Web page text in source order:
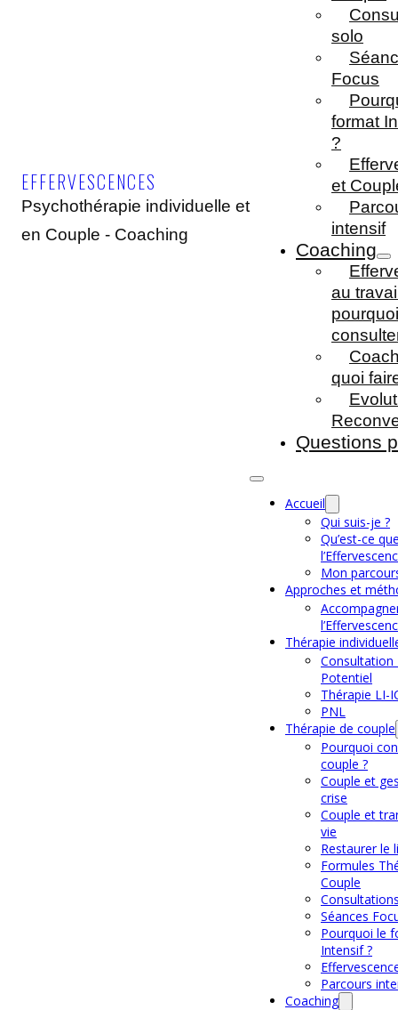
EFFERVESCENCES
Psychothérapie individuelle et
en Couple - Coaching
solo
Focus
format
?
et
intensif
Coaching
au
pourquoi
quoi
Questions
Accueil
Qui suis-je ?
Qu’est-ce
Mon
Approches et
Thérapie
Consultation
Potentiel
Thérapie LI-
PNL
Thérapie de couple
Pourquoi
couple ?
Couple et
crise
Couple et
vie
Restaurer le
Formules
Couple
Séances
Pourquoi le
Intensif ?
Parcours
Coaching